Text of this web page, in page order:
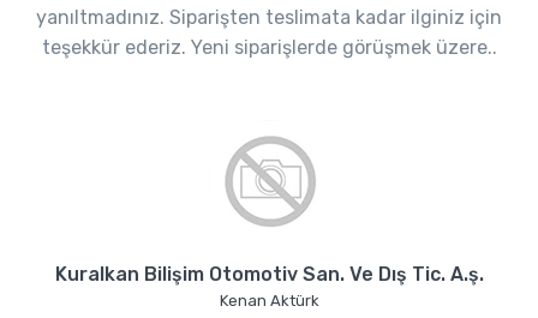
yanıltmadınız. Siparişten teslimata kadar ilginiz için
teşekkür ederiz. Yeni siparişlerde görüşmek üzere..
Kuralkan Bilişim Otomotiv San. Ve Dış Tic. A.ş.
Kenan Aktürk